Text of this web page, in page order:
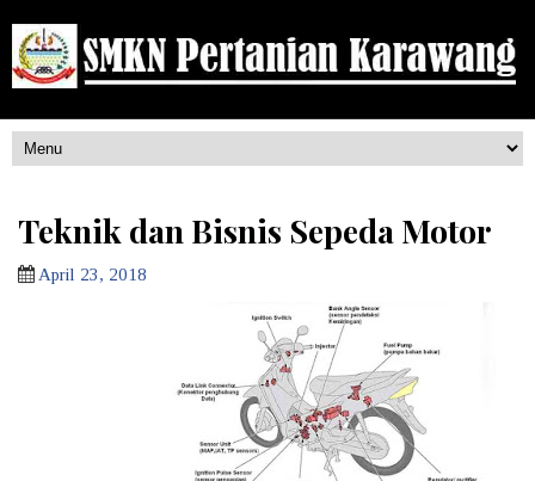
Teknik dan Bisnis Sepeda Motor
April 23, 2018